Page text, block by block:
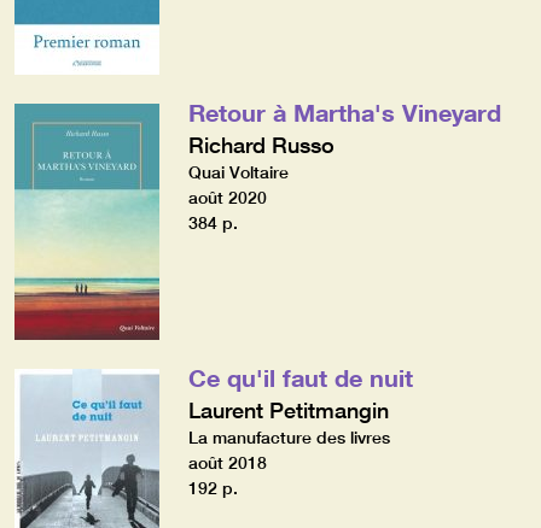
Retour à Martha's Vineyard
Richard Russo
Quai Voltaire
août 2020
384 p.
Ce qu'il faut de nuit
Laurent Petitmangin
La manufacture des livres
août 2018
192 p.